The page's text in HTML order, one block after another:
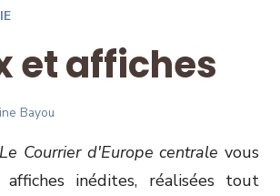
et affiches
Bayou
Le Courrier d'Europe centrale vous
inédites, réalisées tout